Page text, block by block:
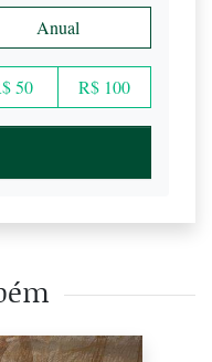
Anual
50 R$ 100